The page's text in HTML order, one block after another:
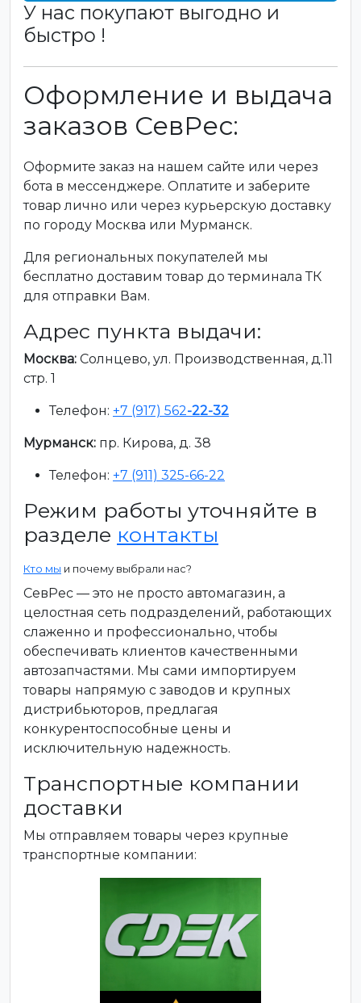
У нас покупают выгодно и
быстро !
Оформление и выдача
заказов СевРес:
Оформите заказ на нашем сайте или через
бота в мессенджере. Оплатите и заберите
товар лично или через курьерскую доставку
по городу Москва или Мурманск.
Для региональных покупателей мы
бесплатно доставим товар до терминала ТК
для отправки Вам.
Адрес пункта выдачи:
Москва: Солнцево, ул. Производственная, д.11
стр. 1
Телефон: +7 (917) 562-22-32
Мурманск: пр. Кирова, д. 38
Телефон: +7 (911) 325-66-22
Режим работы уточняйте в
разделе контакты
Кто мы и почему выбрали нас?
СевРес — это не просто автомагазин, а
целостная сеть подразделений, работающих
слаженно и профессионально, чтобы
обеспечивать клиентов качественными
автозапчастями. Мы сами импортируем
товары напрямую с заводов и крупных
дистрибьюторов, предлагая
конкурентоспособные цены и
исключительную надежность.
Транспортные компании
доставки
Мы отправляем товары через крупные
транспортные компании: